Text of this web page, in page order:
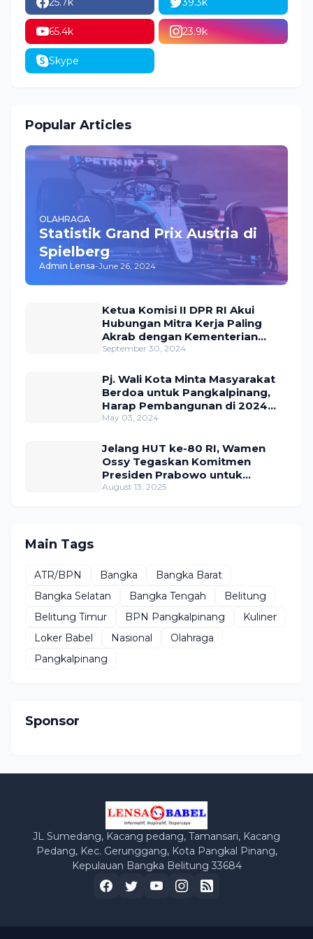
65.4k 23.9k
Skype
Popular Articles
OLAHRAGA
Statistik Grand Prix Austria di
Spielberg
Admin Lensa-June 26, 2024
Ketua Komisi II DPR RI Akui
Hubungan Mitra Kerja Paling
Akrab dengan Kementerian
ATR/BPN
September 30, 2024
Pj. Wali Kota Minta Masyarakat
Berdoa untuk Pangkalpinang,
Harap Pembangunan di 2024
Berjalan Lancar
May 03, 2024
Jelang HUT ke-80 RI, Wamen
Ossy Tegaskan Komitmen
Presiden Prabowo untuk
Menyejahterakan Rakyat
August 13, 2025
Main Tags
ATR/BPN Bangka
Bangka Barat
Bangka Selatan
Bangka Tengah
Belitung
Belitung Timur
BPN Pangkalpinang
Kuliner
Loker Babel
Nasional
Olahraga
Pangkalpinang
Sponsor
JL Sumedang, Kacang pedang, Tamansari, Kacang
Pedang, Kec. Gerunggang, Kota Pangkal Pinang,
Kepulauan Bangka Belitung 33684